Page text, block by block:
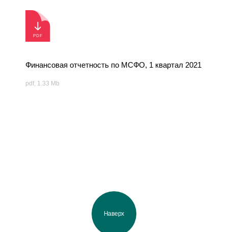
Финансовая отчетность по МСФО, 1 квартал 2021
pdf, 1.33 Mb
Наверх